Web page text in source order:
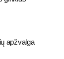
apžvalga